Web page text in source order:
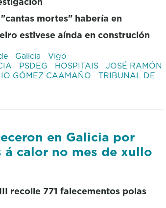
mortes" habería en
estivese aínda en construción
Galicia
Vigo
PSDEG HOSPITAIS
JOSÉ RAMÓN
GÓMEZ CAAMAÑO
TRIBUNAL DE
en Galicia por
á calor no mes de xullo
recolle 771 falecementos polas